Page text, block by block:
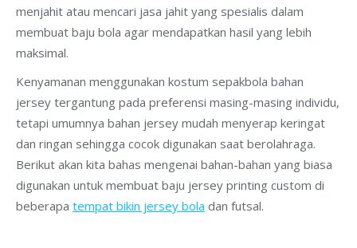
menjahit atau mencari jasa jahit yang spesialis dalam
membuat baju bola agar mendapatkan hasil yang lebih
maksimal.
Kenyamanan menggunakan kostum sepakbola bahan
jersey tergantung pada preferensi masing-masing individu,
tetapi umumnya bahan jersey mudah menyerap keringat
dan ringan sehingga cocok digunakan saat berolahraga.
Berikut akan kita bahas mengenai bahan-bahan yang biasa
digunakan untuk membuat baju jersey printing custom di
beberapa tempat bikin jersey bola dan futsal.